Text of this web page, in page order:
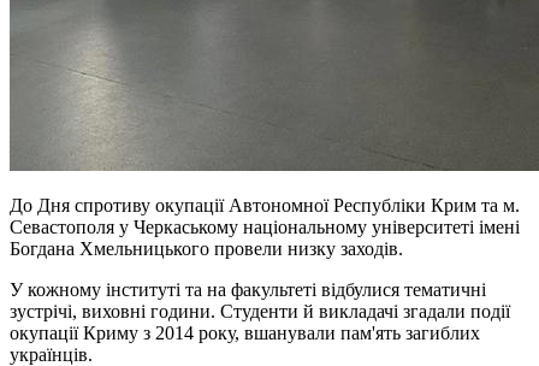
До Дня спротиву окупації Автономної Республіки Крим та м.
Севастополя у Черкаському національному університеті імені
Богдана Хмельницького провели низку заходів.
У кожному інституті та на факультеті відбулися тематичні
зустрічі, виховні години. Студенти й викладачі згадали події
окупації Криму з 2014 року, вшанували пам'ять загиблих
українців.